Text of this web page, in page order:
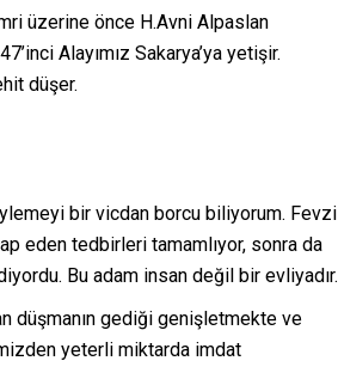
üzerine önce H.Avni Alpaslan
Alayımız Sakarya’ya yetişir.
düşer.
bir vicdan borcu biliyorum. Fevzi
eden tedbirleri tamamlıyor, sonra da
Bu adam insan değil bir evliyadır.
düşmanın gediği genişletmekte ve
yeterli miktarda imdat